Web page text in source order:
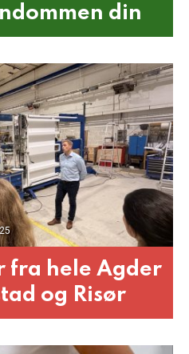
din
fra hele Agder
og Risør